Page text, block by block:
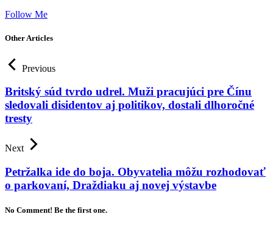
Follow Me
Other Articles
Previous
Britský súd tvrdo udrel. Muži pracujúci pre Čínu
sledovali disidentov aj politikov, dostali dlhoročné
tresty
Next
Petržalka ide do boja. Obyvatelia môžu rozhodovať
o parkovaní, Draždiaku aj novej výstavbe
No Comment! Be the first one.